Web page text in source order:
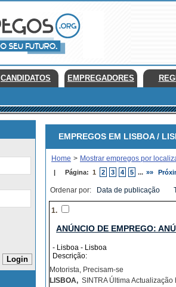
CANDIDATOS EMPREGADORES
EMPREGOS EM LISBOA /
Home > Mostrar empregos por
| Página: 1 2 3 4 5 ... »»
Ordenar por: Data de publicação
1.
ANÚNCIO DE EMPREGO:
- Lisboa - Lisboa
Descrição:
Motorista, Precisam-se
LISBOA, SINTRA Última Actualização